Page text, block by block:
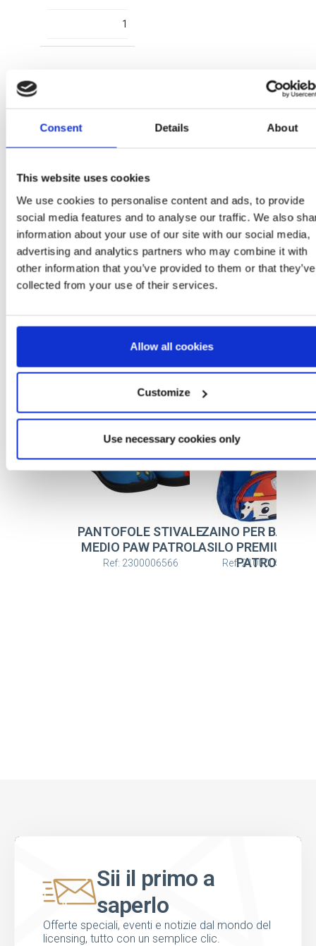
Consent Details About
This website uses cookies
We use cookies to personalise content and ads, to provide
social media features and to analyse our traffic. We also
information about your use of our site with our social media,
advertising and analytics partners who may combine it with
other information that you’ve provided to them or that they’ve
collected from your use of their services.
Allow all cookies
Customize
Use necessary cookies only
1
T028
PINK
8445484432930
1
Altri articoli PAW PATROL
PANTOFOLE STIVALE
MEDIO PAW PATROL
Ref: 2300006566
ZAINO PER
ASILO PREMIUM
PATROL
Ref: 2100005832
Sii il primo a
saperlo
Offerte speciali, eventi e notizie dal mondo del
licensing, tutto con un semplice clic.